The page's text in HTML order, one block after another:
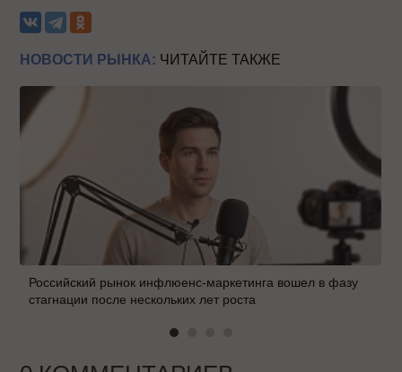
НОВОСТИ РЫНКА: ЧИТАЙТЕ ТАКЖЕ
Российский рынок инфлюенс-маркетинга вошел в фазу
стагнации после нескольких лет роста